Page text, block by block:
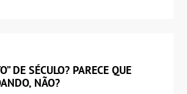
DE SÉCULO? PARECE QUE
NÃO?